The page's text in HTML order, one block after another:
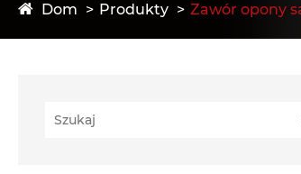
Dom Produkty Zawór opony